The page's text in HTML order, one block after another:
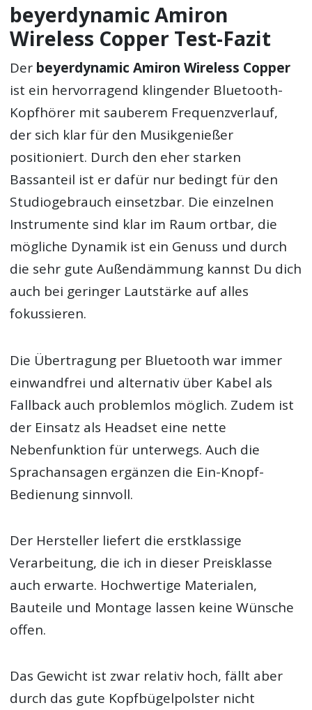
beyerdynamic Amiron
Wireless Copper Test-Fazit
Der beyerdynamic Amiron Wireless Copper
ist ein hervorragend klingender Bluetooth-
Kopfhörer mit sauberem Frequenzverlauf,
der sich klar für den Musikgenießer
positioniert. Durch den eher starken
Bassanteil ist er dafür nur bedingt für den
Studiogebrauch einsetzbar. Die einzelnen
Instrumente sind klar im Raum ortbar, die
mögliche Dynamik ist ein Genuss und durch
die sehr gute Außendämmung kannst Du dich
auch bei geringer Lautstärke auf alles
fokussieren.
Die Übertragung per Bluetooth war immer
einwandfrei und alternativ über Kabel als
Fallback auch problemlos möglich. Zudem ist
der Einsatz als Headset eine nette
Nebenfunktion für unterwegs. Auch die
Sprachansagen ergänzen die Ein-Knopf-
Bedienung sinnvoll.
Der Hersteller liefert die erstklassige
Verarbeitung, die ich in dieser Preisklasse
auch erwarte. Hochwertige Materialen,
Bauteile und Montage lassen keine Wünsche
offen.
Das Gewicht ist zwar relativ hoch, fällt aber
durch das gute Kopfbügelpolster nicht